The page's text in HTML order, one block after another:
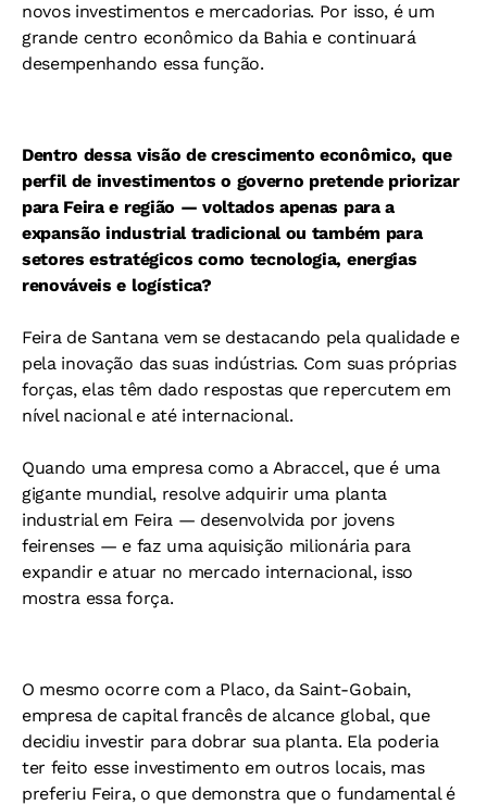
novos investimentos e mercadorias. Por isso, é um
grande centro econômico da Bahia e continuará
desempenhando essa função.
Dentro dessa visão de crescimento econômico, que
perfil de investimentos o governo pretende priorizar
para Feira e região — voltados apenas para a
expansão industrial tradicional ou também para
setores estratégicos como tecnologia, energias
renováveis e logística?
Feira de Santana vem se destacando pela qualidade e
pela inovação das suas indústrias. Com suas próprias
forças, elas têm dado respostas que repercutem em
nível nacional e até internacional.
Quando uma empresa como a Abraccel, que é uma
gigante mundial, resolve adquirir uma planta
industrial em Feira — desenvolvida por jovens
feirenses — e faz uma aquisição milionária para
expandir e atuar no mercado internacional, isso
mostra essa força.
O mesmo ocorre com a Placo, da Saint-Gobain,
empresa de capital francês de alcance global, que
decidiu investir para dobrar sua planta. Ela poderia
ter feito esse investimento em outros locais, mas
preferiu Feira, o que demonstra que o fundamental é